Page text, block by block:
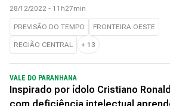
28/12/2022 - 11h27min
PREVISÃO DO TEMPO FRONTEIRA OESTE
REGIÃO CENTRAL + 13
VALE DO PARANHANA
Inspirado por ídolo Cristiano